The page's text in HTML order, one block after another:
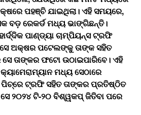
ପହଞ୍ଚି ଯାଇଥିଲା। ଏହି ସମୟରେ,
ବଡ଼ ରେକର୍ଡ ମଧ୍ୟ ଭାଙ୍ଗିଛନ୍ତି।
ପାଣ୍ଡ୍ୟା ଚାମ୍ପିୟନ୍ସ ଟ୍ରଫି
ଅକ୍ଷର ପଟେଲଙ୍କୁ ତାଙ୍କ ସହିତ
ତାଙ୍କର ଫଟୋ ଉଠାଇପାରିବେ। ଏହି
ମଧ୍ୟ ସେଠାରେ
ପିଚ୍‌ରେ ଟ୍ରଫି ସହିତ ତାଙ୍କର ପ୍ରତିଷ୍ଠିତ
୨୦୨୪ ଟି-୨୦ ବିଶ୍ୱକପ୍‌ ଜିତିବା ପରେ